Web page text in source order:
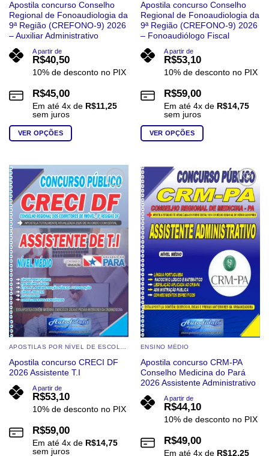
Apostila concurso Conselho
Regional de Fonoaudiologia da
9ª Região (CREFONO-9) 2026
– Auxiliar Administrativo
A partir de
R$40,50
10% de desconto no PIX
R$45,00
Em até 4x de R$11,25
sem juros
VER OPÇÕES
tem
várias
variantes.
As
opções
podem
ser
escolhidas
na
página
do
produto
Apostila concurso Conselho
Regional de Fonoaudiologia da
9ª Região (CREFONO-9) 2026
– Fonoaudiólogo Fiscal
A partir de
R$53,10
10% de desconto no PIX
R$59,00
Em até 4x de R$14,75
sem juros
VER OPÇÕES
tem
várias
variantes.
As
opções
podem
ser
escolhidas
na
página
do
produto
Add to
wishlist
Apostila concurso CRECI DF
2026 Assistente T.I
A partir de
R$53,10
10% de desconto no PIX
R$59,00
Em até 4x de R$14,75
sem juros
Add to
wishlist
ENSINO MÉDIO
Apostila concurso CRM-PA
Conselho Medicina do Pará
2026 Assistente Administrativo
A partir de
R$44,10
10% de desconto no PIX
R$49,00
Em até 4x de R$12,25